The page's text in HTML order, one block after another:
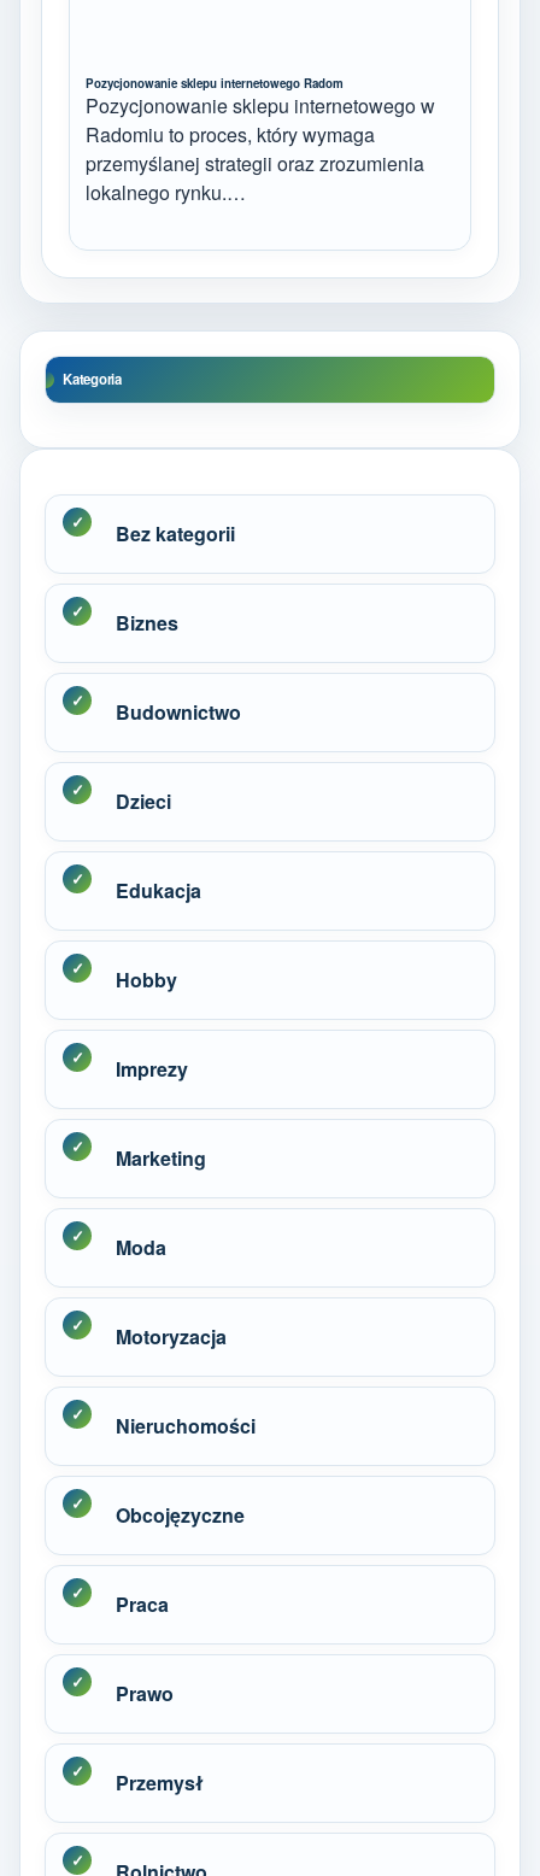
Pozycjonowanie sklepu internetowego Radom
Pozycjonowanie sklepu internetowego w
Radomiu to proces, który wymaga
przemyślanej strategii oraz zrozumienia
lokalnego rynku.…
Kategoria
Bez kategorii
Biznes
Budownictwo
Dzieci
Edukacja
Hobby
Imprezy
Marketing
Moda
Motoryzacja
Nieruchomości
Obcojęzyczne
Praca
Prawo
Przemysł